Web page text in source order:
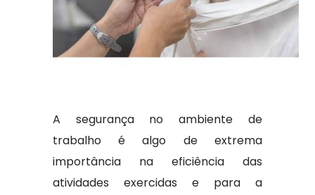
A segurança no ambiente de
trabalho é algo de extrema
importância na eficiência das
atividades exercidas e para a